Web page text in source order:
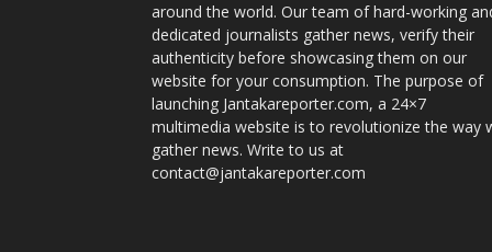
around the world. Our team of hard-working
dedicated journalists gather news, verify their
authenticity before showcasing them on our
website for your consumption. The purpose of
launching Jantakareporter.com, a 24×7
multimedia website is to revolutionize the way
gather news. Write to us at
contact@jantakareporter.com